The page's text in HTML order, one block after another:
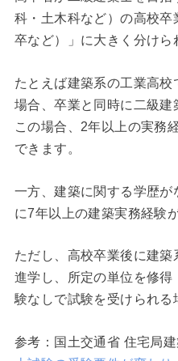
科・土木科など）の高校
卒など）」に大きく分けら
たとえば建築系の工業高
場合、卒業と同時に二級建
この場合、2年以上の実務
できます。
一方、建築に関する学歴
に7年以上の建築実務経験
ただし、高校卒業後に建
進学し、所定の単位を修
験なしで試験を受けられる
参考：国土交通省 住宅局